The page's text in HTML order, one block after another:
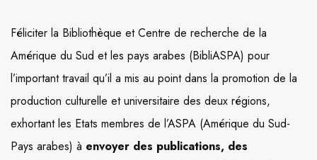
Féliciter la Bibliothèque et Centre de recherche de la
Amérique du Sud et les pays arabes (BibliASPA) pour
l’important travail qu’il a mis au point dans la promotion de la
production culturelle et universitaire des deux régions,
exhortant les Etats membres de l’ASPA (Amérique du Sud-
Pays arabes) à envoyer des publications, des